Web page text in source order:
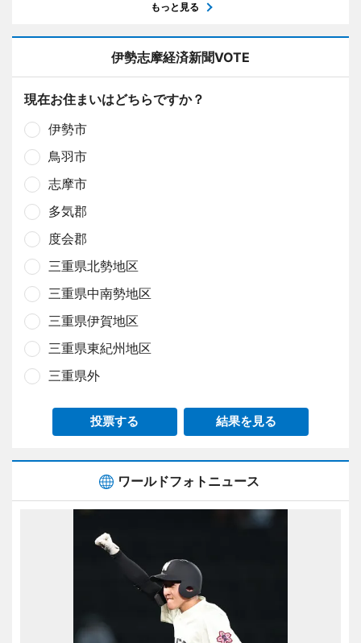
もっと見る
伊勢志摩経済新聞VOTE
現在お住まいはどちらですか？
伊勢市
鳥羽市
志摩市
多気郡
度会郡
三重県北勢地区
三重県中南勢地区
三重県伊賀地区
三重県東紀州地区
三重県外
投票する 結果を見る
ワールドフォトニュース